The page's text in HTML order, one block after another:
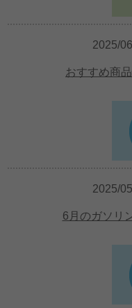
2025/
おすすめ商
2025/
6月のガソリ